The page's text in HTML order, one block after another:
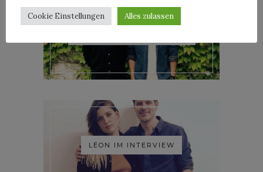
LÉON IM INTERVIEW
Cookie Einstellungen Alles zulassen